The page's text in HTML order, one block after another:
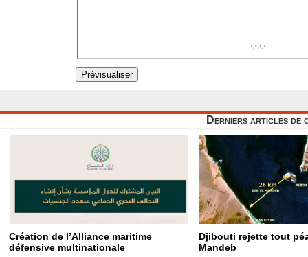
Derniers articles de
Création de l’Alliance maritime
défensive multinationale
Djibouti rejette tout
Mandeb